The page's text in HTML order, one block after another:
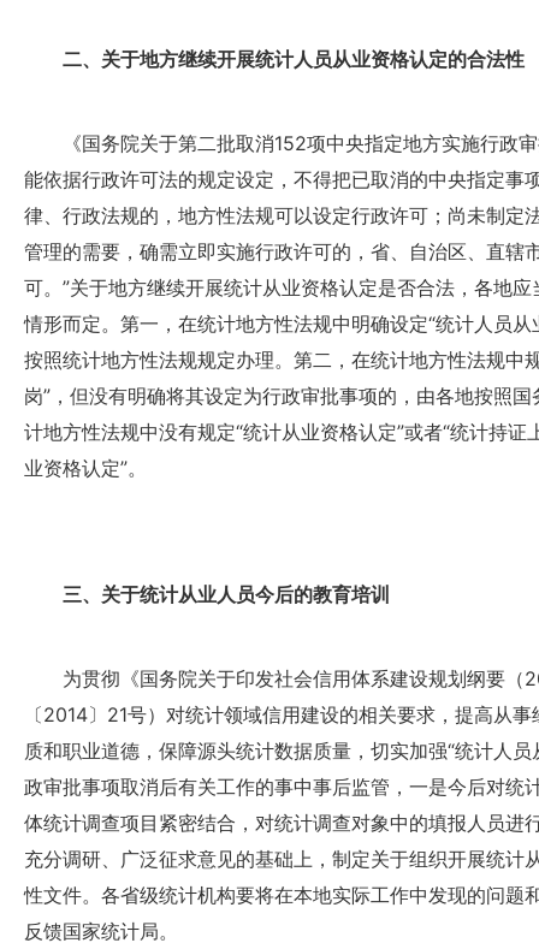
二、关于地方继续开展统计人员从业资格认定的合法性
《国务院关于第二批取消152项中央指定地方实施行政审
能依据行政许可法的规定设定，不得把已取消的中央指定事
律、行政法规的，地方性法规可以设定行政许可；尚未制定
管理的需要，确需立即实施行政许可的，省、自治区、直辖
可。”关于地方继续开展统计从业资格认定是否合法，各地
情形而定。第一，在统计地方性法规中明确设定“统计人员
按照统计地方性法规规定办理。第二，在统计地方性法规中
岗”，但没有明确将其设定为行政审批事项的，由各地按照
计地方性法规中没有规定“统计从业资格认定”或者“统计持
业资格认定”。
三、关于统计从业人员今后的教育培训
为贯彻《国务院关于印发社会信用体系建设规划纲要（
〔2014〕21号）对统计领域信用建设的相关要求，提高从
质和职业道德，保障源头统计数据质量，切实加强“统计人
政审批事项取消后有关工作的事中事后监管，一是今后对统
体统计调查项目紧密结合，对统计调查对象中的填报人员进
充分调研、广泛征求意见的基础上，制定关于组织开展统计
性文件。各省级统计机构要将在本地实际工作中发现的问
反馈国家统计局。